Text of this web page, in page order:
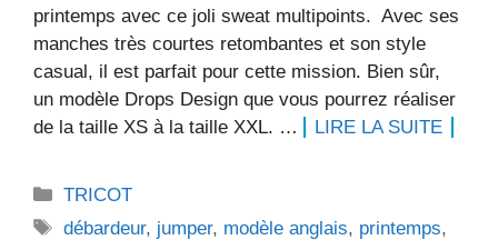
printemps avec ce joli sweat multipoints. Avec ses
manches très courtes retombantes et son style
casual, il est parfait pour cette mission. Bien sûr,
un modèle Drops Design que vous pourrez réaliser
de la taille XS à la taille XXL. …
LIRE LA SUITE
Catégories
TRICOT
Étiquettes
débardeur, jumper, modèle anglais, printemps,